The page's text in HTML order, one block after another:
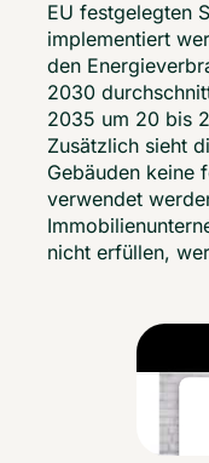
EU festgelegten
implementiert
den
2030
2035 um 20 bis
Zusätzlich sieht
Gebäuden keine
verwendet
nicht erfüllen,